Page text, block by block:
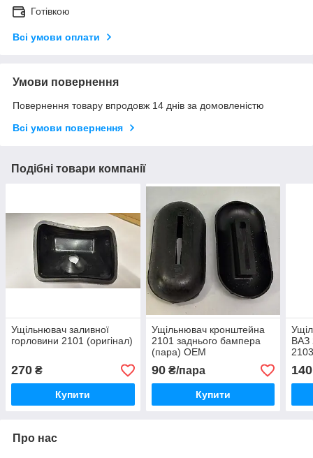
Готівкою
Всі умови оплати
Умови повернення
Повернення товару впродовж 14 днів за домовленістю
Всі умови повернення
Подібні товари компанії
Ущільнювач заливної
горловини 2101 (оригінал)
270 ₴
Купити
Ущільнювач кронштейна
2101 заднього бампера
(пара) OEM
90₴/пара
Купити
ВАЗ
140
Про нас